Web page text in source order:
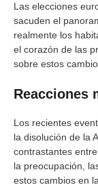
Las elecciones
sacuden el
realmente los
el corazón de las
sobre estos
Reacciones
Los recientes
la disolución de la
contrastantes
la preocupación,
estos cambios en